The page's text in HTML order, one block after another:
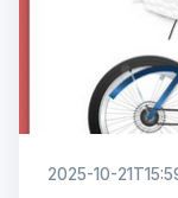
2025-10-